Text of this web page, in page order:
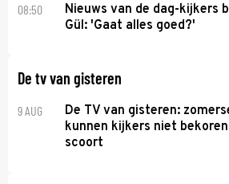
08:50
Nieuws van de dag-kijkers
Gül: 'Gaat alles goed?'
De tv van gisteren
9 AUG
De TV van gisteren:
kunnen kijkers niet
scoort